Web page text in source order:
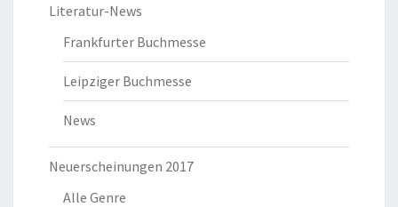
Literatur-News
Frankfurter Buchmesse
Leipziger Buchmesse
News
Neuerscheinungen 2017
Alle Genre